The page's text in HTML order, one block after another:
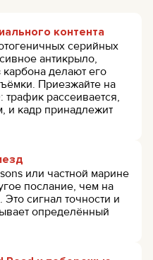
контента
серийных
антикрыло,
делают его
Приезжайте на
рассеивается,
и кадр принадлежит
или частной марине
послание, чем на
сигнал точности и
определённый